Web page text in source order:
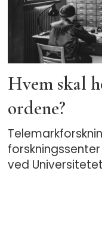
Hvem skal
ordene?
ved